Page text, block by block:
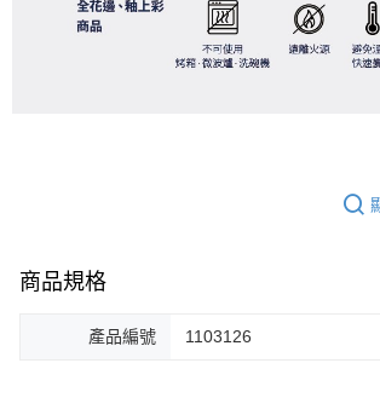
商品規格
產品編號 1103126